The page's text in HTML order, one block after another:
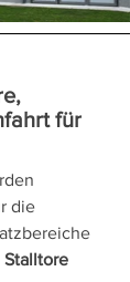
für
die
Stalltore